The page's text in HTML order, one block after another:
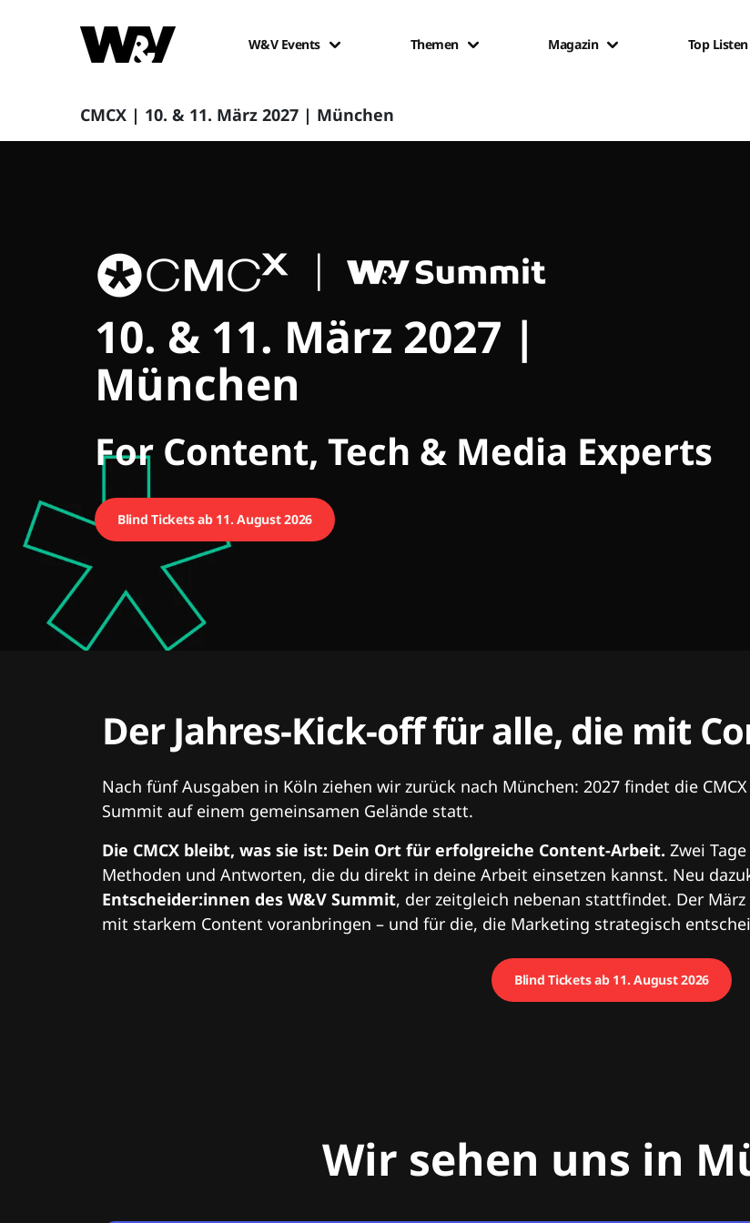
W&V Events Themen Magazin Top Listen
CMCX | 10. & 11. März 2027 | München
CMCX
10. & 11. März 2027 |
München
For Content, Tech & Media Experts
Blind Tickets ab 11. August 2026
Der Jahres-Kick-off für alle, die mit
Nach fünf Ausgaben in Köln ziehen wir zurück nach München: 2027 findet die
Summit auf einem gemeinsamen Gelände statt.
Die CMCX bleibt, was sie ist: Dein Ort für erfolgreiche Content-Arbeit. Zwei
Methoden und Antworten, die du direkt in deine Arbeit einsetzen kannst. Neu
Entscheider:innen des W&V Summit, der zeitgleich nebenan stattfindet. Der
mit starkem Content voranbringen – und für die, die Marketing strategisch
Blind Tickets ab 11. August 2026
Wir sehen uns in